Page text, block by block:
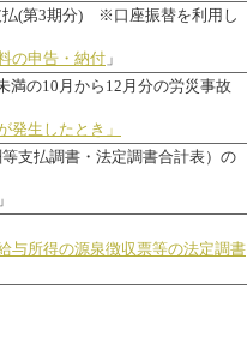
払(第3期分) ※口座振替を利用し
の申告・納付 」
満の10月から12月分の労災事故
発生したとき」
支払調書・法定調書合計表）の
」
所得の源泉徴収票等の法定調書